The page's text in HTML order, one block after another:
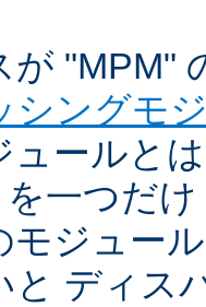
が "MPM"
シングモ
ュールと
一つだ
モジュー
と ディス